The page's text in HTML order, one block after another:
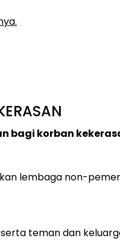
korban
lembaga non-
teman dan